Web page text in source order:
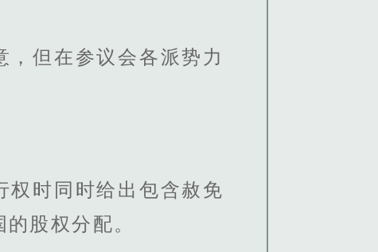
但在参议会各派势力
权时同时给出包含赦免
股权分配。